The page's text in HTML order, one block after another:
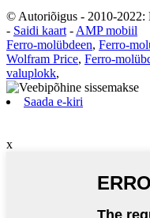
© Autoriõigus - 2010-2022:
- Saidi kaart - AMP mobiil
Ferro-molübdeen, Ferro-
Wolfram Price, Ferro-
valuplokk,
Saada e-kiri
x